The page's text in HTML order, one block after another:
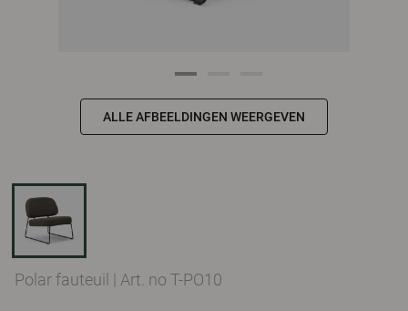
ALLE AFBEELDINGEN WEERGEVEN
Polar fauteuil | Art. no T-PO10